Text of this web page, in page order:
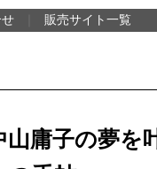
販売サイト一覧
山庸子の夢を